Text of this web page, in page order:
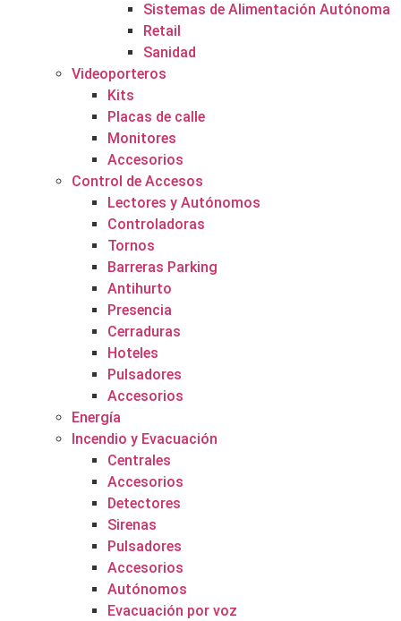
Sistemas de Alimentación Autónoma
Retail
Sanidad
Videoporteros
Kits
Placas de calle
Monitores
Accesorios
Control de Accesos
Lectores y Autónomos
Controladoras
Tornos
Barreras Parking
Antihurto
Presencia
Cerraduras
Hoteles
Pulsadores
Accesorios
Energía
Incendio y Evacuación
Centrales
Accesorios
Detectores
Sirenas
Pulsadores
Accesorios
Autónomos
Evacuación por voz